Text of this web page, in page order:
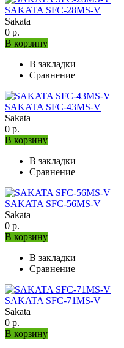
SAKATA SFC-28MS-V
Sakata
0 р.
В корзину
В закладки
Сравнение
SAKATA SFC-43MS-V
Sakata
0 р.
В корзину
В закладки
Сравнение
SAKATA SFC-56MS-V
Sakata
0 р.
В корзину
В закладки
Сравнение
SAKATA SFC-71MS-V
Sakata
0 р.
В корзину